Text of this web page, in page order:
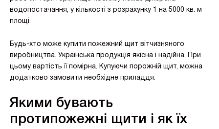
водопостачання, у кількості з розрахунку 1 на 5000 кв. м
площі.
Будь-хто може купити пожежний щит вітчизняного
виробництва. Українська продукція якісна і надійна. При
цьому вартість її помірна. Купуючи порожній щит, можна
додатково замовити необхідне приладдя.
Якими бувають
протипожежні щити і як їх